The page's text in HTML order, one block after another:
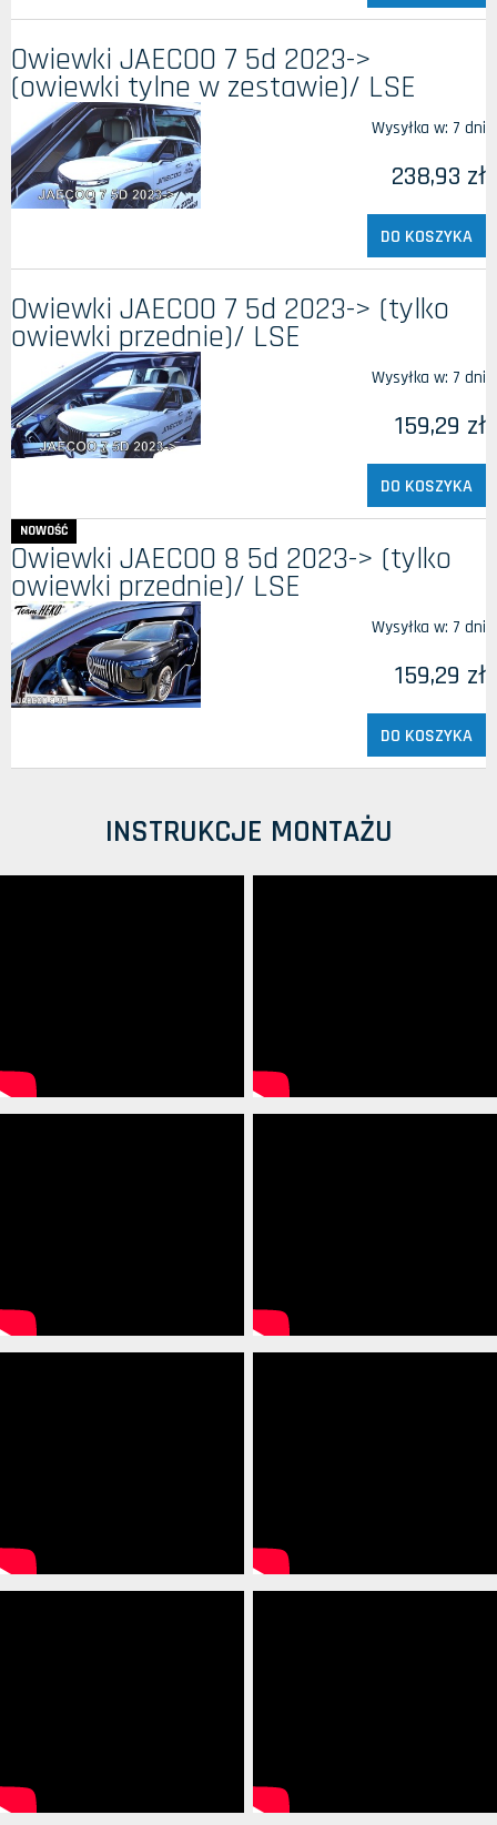
Owiewki JAECOO 7 5d 2023->
(owiewki tylne w zestawie)/ LSE
Wysyłka w: 7 dni
238,93 zł
DO KOSZYKA
Owiewki JAECOO 7 5d 2023-> (tylko
owiewki przednie)/ LSE
Wysyłka w: 7 dni
159,29 zł
DO KOSZYKA
Owiewki JAECOO 8 5d 2023-> (tylko
owiewki przednie)/ LSE
Wysyłka w: 7 dni
159,29 zł
DO KOSZYKA
NOWOŚĆ
INSTRUKCJE MONTAŻU